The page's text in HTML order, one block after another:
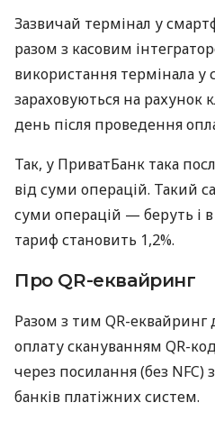
Зазвичай термінал у
разом з касовим
використання термінала у
зараховуються на рахунок
день після проведення
Так, у ПриватБанк така
від суми операцій. Такий
суми операцій — беруть і
тариф становить 1,2%.
Про QR-еквайринг
Разом з тим QR-
оплату скануванням QR-
через посилання (без NFC)
банків платіжних систем.